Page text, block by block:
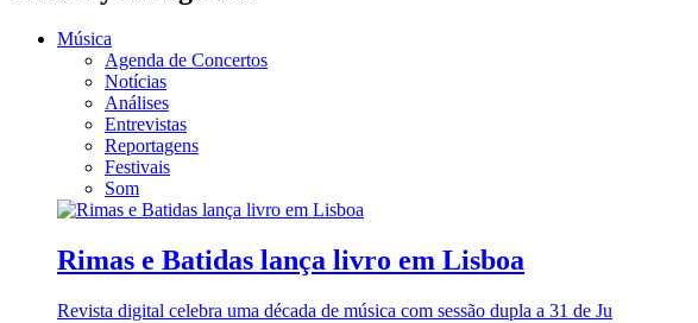
Música
Agenda de Concertos
Notícias
Análises
Entrevistas
Reportagens
Festivais
Som
Rimas e Batidas lança livro em Lisboa
Revista digital celebra uma década de música com sessão dupla a 31 de Ju